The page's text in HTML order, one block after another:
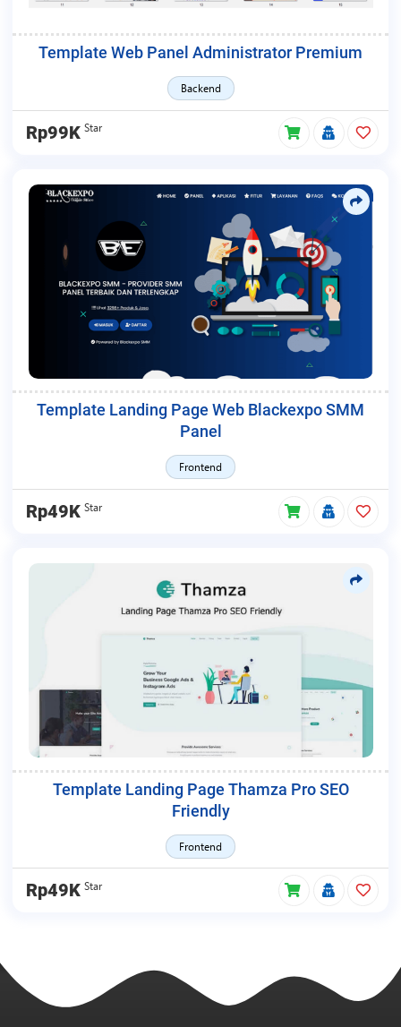
Template Web Panel Administrator Premium
Backend
Rp99K Star
Template Landing Page Web Blackexpo SMM
Panel
Frontend
Rp49K Star
Template Landing Page Thamza Pro SEO
Friendly
Frontend
Rp49K Star